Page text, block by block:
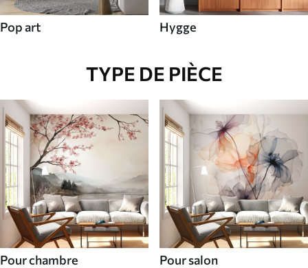
Pop art Hygge
TYPE DE PIÈCE
Pour chambre Pour salon